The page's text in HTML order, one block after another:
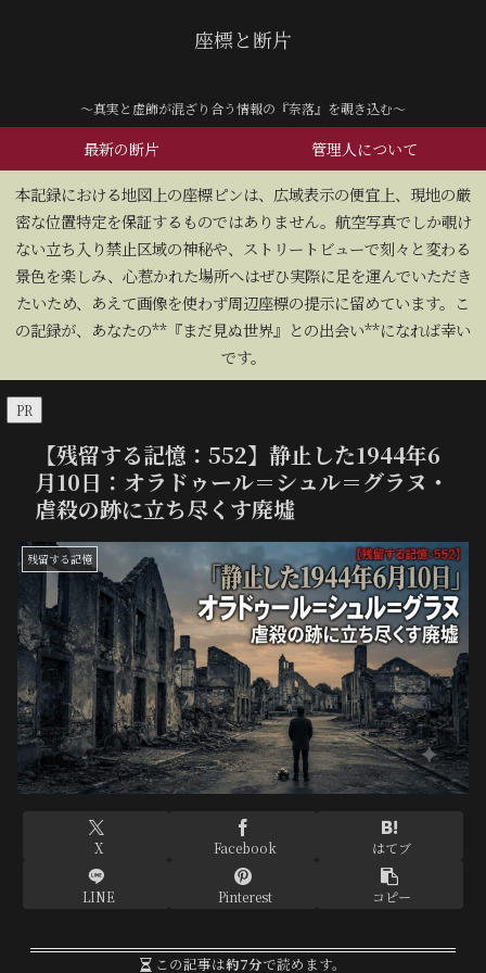
座標と断片
～真実と虚飾が混ざり合う情報の『奈落』を覗き込む～
最新の断片 管理人について
​本記録における地図上の座標ピンは、広域表示の便宜上、現地の厳
密な位置特定を保証するものではありません。航空写真でしか覗け
ない立ち入り禁止区域の神秘や、ストリートビューで刻々と変わる
景色を楽しみ、心惹かれた場所へはぜひ実際に足を運んでいただき
たいため、あえて画像を使わず周辺座標の提示に留めています。こ
の記録が、あなたの**『まだ見ぬ世界』との出会い**になれば幸い
です。
PR
【残留する記憶：552】静止した1944年6
月10日：オラドゥール＝シュル＝グラヌ・
虐殺の跡に立ち尽くす廃墟
残留する記憶
X Facebook はてブ
LINE Pinterest コピー
この記事は約7分で読めます。